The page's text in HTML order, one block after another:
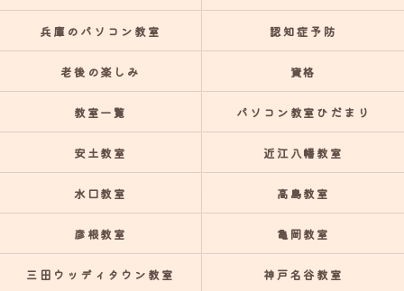
兵庫のパソコン教室 認知症予防
老後の楽しみ 資格
教室一覧 パソコン教室ひだまり
安土教室 近江八幡教室
水口教室 高島教室
彦根教室 亀岡教室
三田ウッディタウン教室 神戸名谷教室